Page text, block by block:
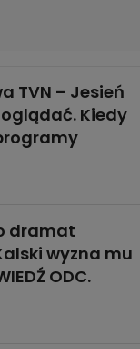
TVN – Jesień
Kiedy
dramat
wyzna mu
ODC.